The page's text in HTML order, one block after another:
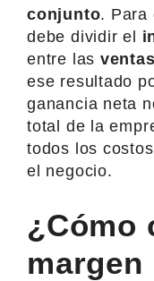
conjunto. Para
debe dividir el
entre las
ese resultado
ganancia neta
total de la
todos los
el negocio.
¿Cómo
margen